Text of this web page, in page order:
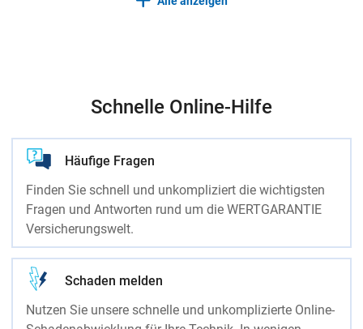
Schnelle Online-Hilfe
Häufige Fragen
Finden Sie schnell und unkompliziert die wichtigsten
Fragen und Antworten rund um die WERTGARANTIE
Versicherungswelt.
Schaden melden
Nutzen Sie unsere schnelle und unkomplizierte Online-